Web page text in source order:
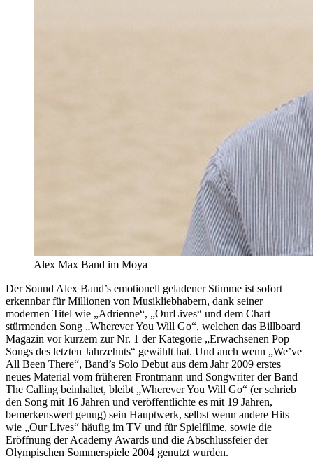
Alex Max Band im Moya
Der Sound Alex Band’s emotionell geladener Stimme ist sofort
erkennbar für Millionen von Musikliebhabern, dank seiner
modernen Titel wie „Adrienne“, „OurLives“ und dem Chart
stürmenden Song „Wherever You Will Go“, welchen das Billboard
Magazin vor kurzem zur Nr. 1 der Kategorie „Erwachsenen Pop
Songs des letzten Jahrzehnts“ gewählt hat. Und auch wenn „We’ve
All Been There“, Band’s Solo Debut aus dem Jahr 2009 erstes
neues Material vom früheren Frontmann und Songwriter der Band
The Calling beinhaltet, bleibt „Wherever You Will Go“ (er schrieb
den Song mit 16 Jahren und veröffentlichte es mit 19 Jahren,
bemerkenswert genug) sein Hauptwerk, selbst wenn andere Hits
wie „Our Lives“ häufig im TV und für Spielfilme, sowie die
Eröffnung der Academy Awards und die Abschlussfeier der
Olympischen Sommerspiele 2004 genutzt wurden.